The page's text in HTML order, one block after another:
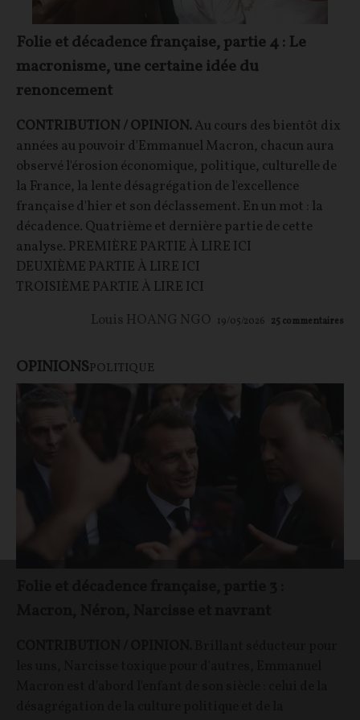
Folie et décadence française, partie 4 : Le
macronisme, une certaine idée du
renoncement
CONTRIBUTION / OPINION.Au cours des bientôt dix
années au pouvoir d'Emmanuel Macron, chacun aura
observé l'érosion économique, politique, culturelle de
la France, la lente désagrégation de l'excellence
française d'hier et son déclassement. En un mot : la
décadence. Quatrième et dernière partie de cette
analyse. PREMIÈRE PARTIE À LIRE ICI
DEUXIÈME PARTIE À LIRE ICI
TROISIÈME PARTIE À LIRE ICI
Louis HOANG NGO 19/05/2026 25 commentaires
OPINIONSPOLITIQUE